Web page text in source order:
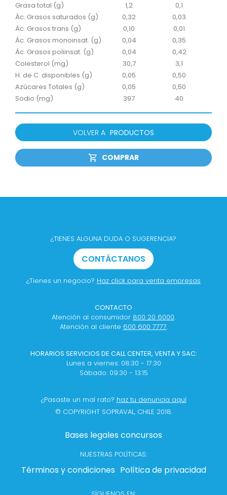
Grasa total (g)
1,2
0,1
Ác. Grasos saturados (g)
0,32
0,03
Ác. Grasos trans (g)
0,10
0,01
Ác. Grasos monoinsat. (g)
0,04
0,35
Ác. Grasos poliinsat. (g)
0,04
0,42
Colesterol (mg)
30,7
3,1
H. de C. disponibles (g)
0,05
0,50
Azúcares Totales (g)
0,05
0,50
Sodio (mg)
397 40
VOLVER A PRODUCTOS
COMPRAR
¿TIENES ALGUNA DUDA O SUGERENCIA?
CONTÁCTANOS
¿Tienes un negocio? Haz click para venta empresas
CONTACTO
Atención al consumidor 800 20 6000.
Atención al cliente 600 600 7777.
HORARIOS SERVICIOS DE CALL CENTER, VENTA Y SAC:
Lunes a viernes: 08:30 - 17:30
Sábado: 09:30 - 13:15
¿Pasaste un mal rato? haz tu denuncia aquí
© COPYRIGHT SOPRAVAL, CHILE 2018.
Bases legales concursos
NUESTRAS POLÍTICAS:
Términos y condiciones Política de privacidad